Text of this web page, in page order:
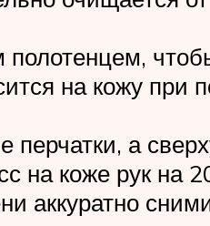
полотенцем,
на кожу при
перчатки, а
на коже рук на
аккуратно